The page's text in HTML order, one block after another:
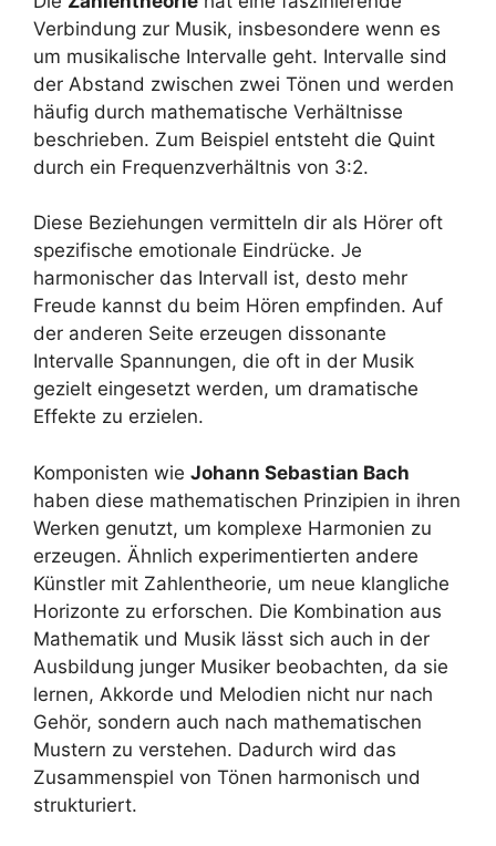
Verbindung zur Musik, insbesondere wenn es
um musikalische Intervalle geht. Intervalle sind
der Abstand zwischen zwei Tönen und werden
häufig durch mathematische Verhältnisse
beschrieben. Zum Beispiel entsteht die Quint
durch ein Frequenzverhältnis von 3:2.
Diese Beziehungen vermitteln dir als Hörer oft
spezifische emotionale Eindrücke. Je
harmonischer das Intervall ist, desto mehr
Freude kannst du beim Hören empfinden. Auf
der anderen Seite erzeugen dissonante
Intervalle Spannungen, die oft in der Musik
gezielt eingesetzt werden, um dramatische
Effekte zu erzielen.
Komponisten wie Johann Sebastian Bach
haben diese mathematischen Prinzipien in ihren
Werken genutzt, um komplexe Harmonien zu
erzeugen. Ähnlich experimentierten andere
Künstler mit Zahlentheorie, um neue klangliche
Horizonte zu erforschen. Die Kombination aus
Mathematik und Musik lässt sich auch in der
Ausbildung junger Musiker beobachten, da sie
lernen, Akkorde und Melodien nicht nur nach
Gehör, sondern auch nach mathematischen
Mustern zu verstehen. Dadurch wird das
Zusammenspiel von Tönen harmonisch und
strukturiert.